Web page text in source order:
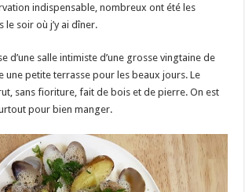
indispensable, nombreux ont été les
soir où j’y ai dîner.
d’une salle intimiste d’une grosse vingtaine de
une petite terrasse pour les beaux jours. Le
sans fioriture, fait de bois et de pierre. On est
pour bien manger.